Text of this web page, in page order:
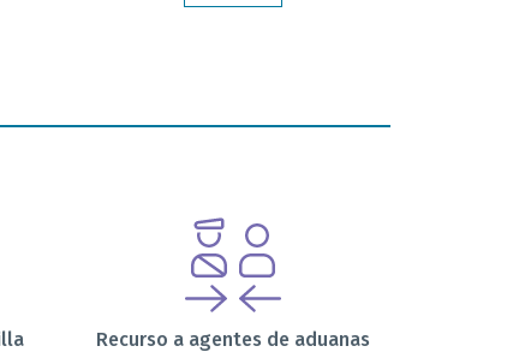
Recurso a agentes de aduanas